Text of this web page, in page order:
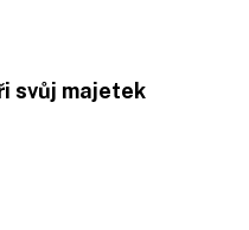
svůj majetek